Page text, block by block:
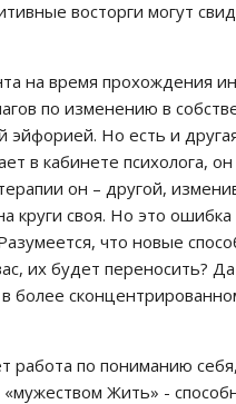
восторги могут
на время прохождения
по изменению в
Но есть и
в кабинете психолога,
он – другой,
круги своя. Но это
что новые
их будет переносить?
работа по пониманию
Жить» -